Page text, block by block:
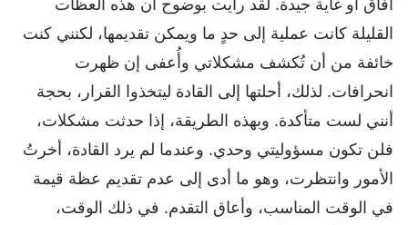
القليلة كانت عملية إلى حدٍ ما ويمكن تقديمها، لكنني كنت
خائفة من أن تُكشف مشكلاتي وأُعفى إن ظهرت
انحرافات. لذلك، أحلتها إلى القادة ليتخذوا القرار، بحجة
أنني لست متأكدة. وبهذه الطريقة، إذا حدثت مشكلات،
فلن تكون مسؤوليتي وحدي. وعندما لم يرد القادة، أخرتُ
الأمور وانتظرت، وهو ما أدى إلى عدم تقديم عظة قيمة
في الوقت المناسب، وأعاق التقدم. في ذلك الوقت،